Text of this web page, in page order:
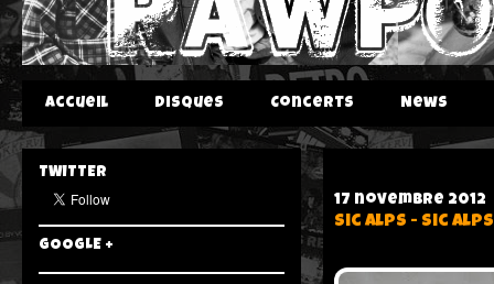
Accueil Disques Concerts News
17 novembre 2012
Sic Alps - Sic
TWITTER
GOOGLE +